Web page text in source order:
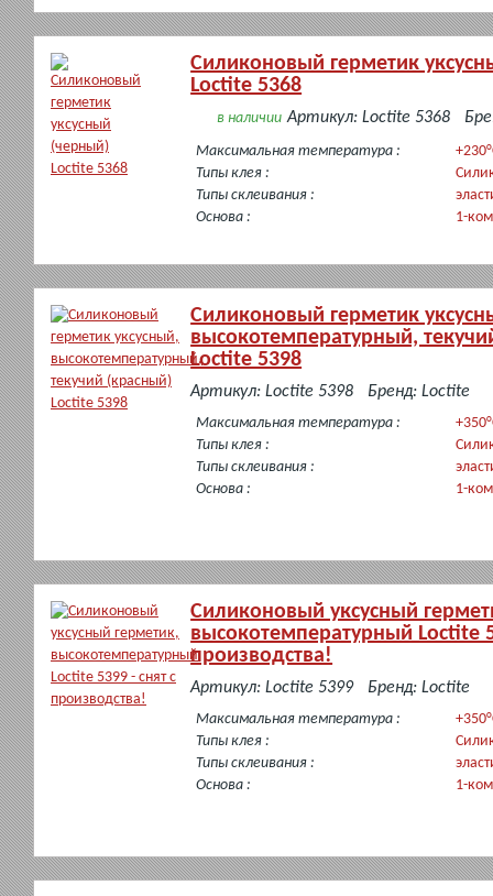
Силиконовый герметик
Loctite 5368
в наличии Артикул: Loctite 5368
Максимальная температура :
Типы клея :
Типы склеивания :
Основа :
1-
Силиконовый герметик
высокотемпературный,
Loctite 5398
в
Артикул: Loctite 5398 Бренд: Loctite
Максимальная температура :
Типы клея :
Типы склеивания :
Основа :
1-
Силиконовый уксусный
высокотемпературный Loctite
производства!
в
Артикул: Loctite 5399 Бренд: Loctite
Максимальная температура :
Типы клея :
Типы склеивания :
Основа :
1-